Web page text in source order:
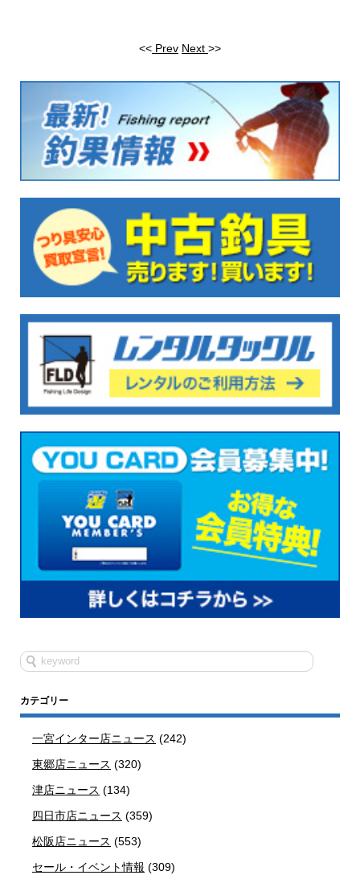
<< Prev Next >>
カテゴリー
一宮インター店ニュース (242)
東郷店ニュース (320)
津店ニュース (134)
四日市店ニュース (359)
松阪店ニュース (553)
セール・イベント情報 (309)